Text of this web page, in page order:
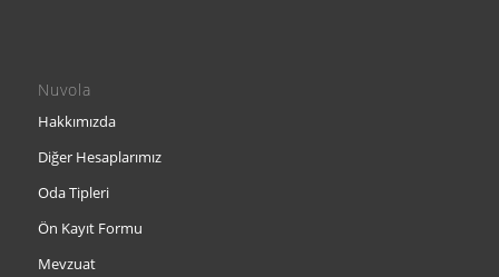
Nuvola
Hakkımızda
Diğer Hesaplarımız
Oda Tipleri
Ön Kayıt Formu
Mevzuat